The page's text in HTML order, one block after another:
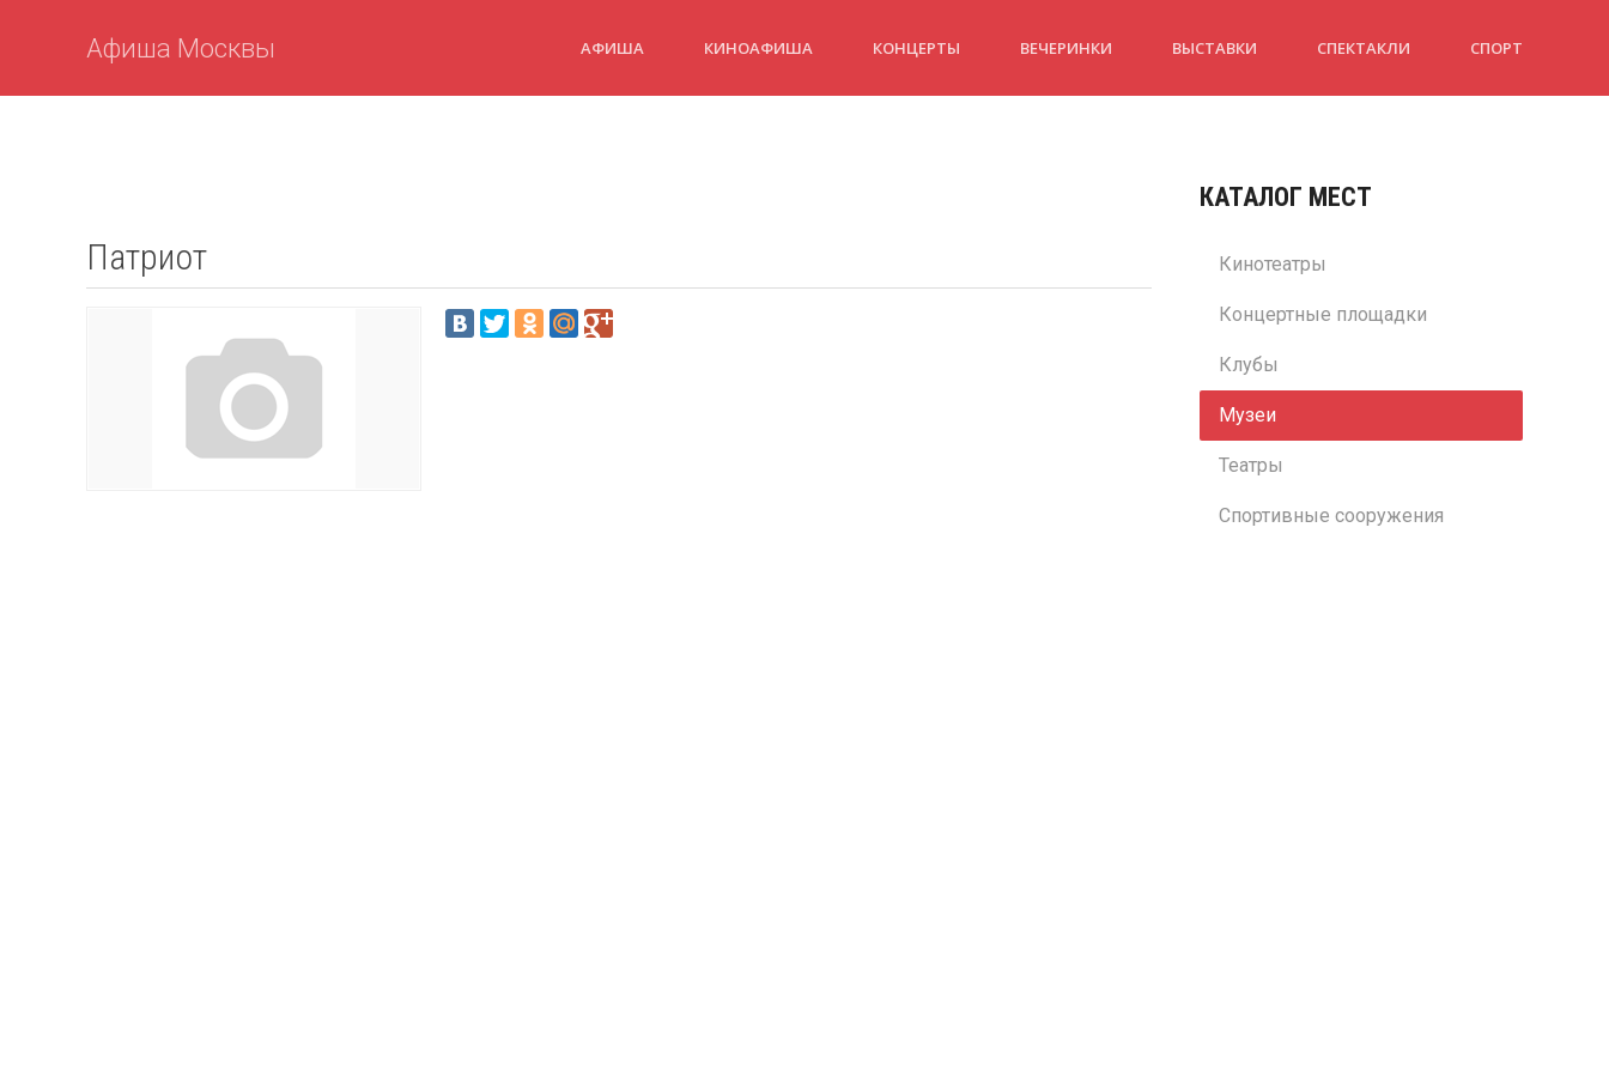
Афиша Москвы АФИША КИНОАФИША КОНЦЕРТЫ ВЕЧЕРИНКИ ВЫСТАВКИ СПЕКТАКЛИ СПОРТ
Патриот
КАТАЛОГ МЕСТ
Кинотеатры
Концертные площадки
Клубы
Музеи
Театры
Спортивные сооружения